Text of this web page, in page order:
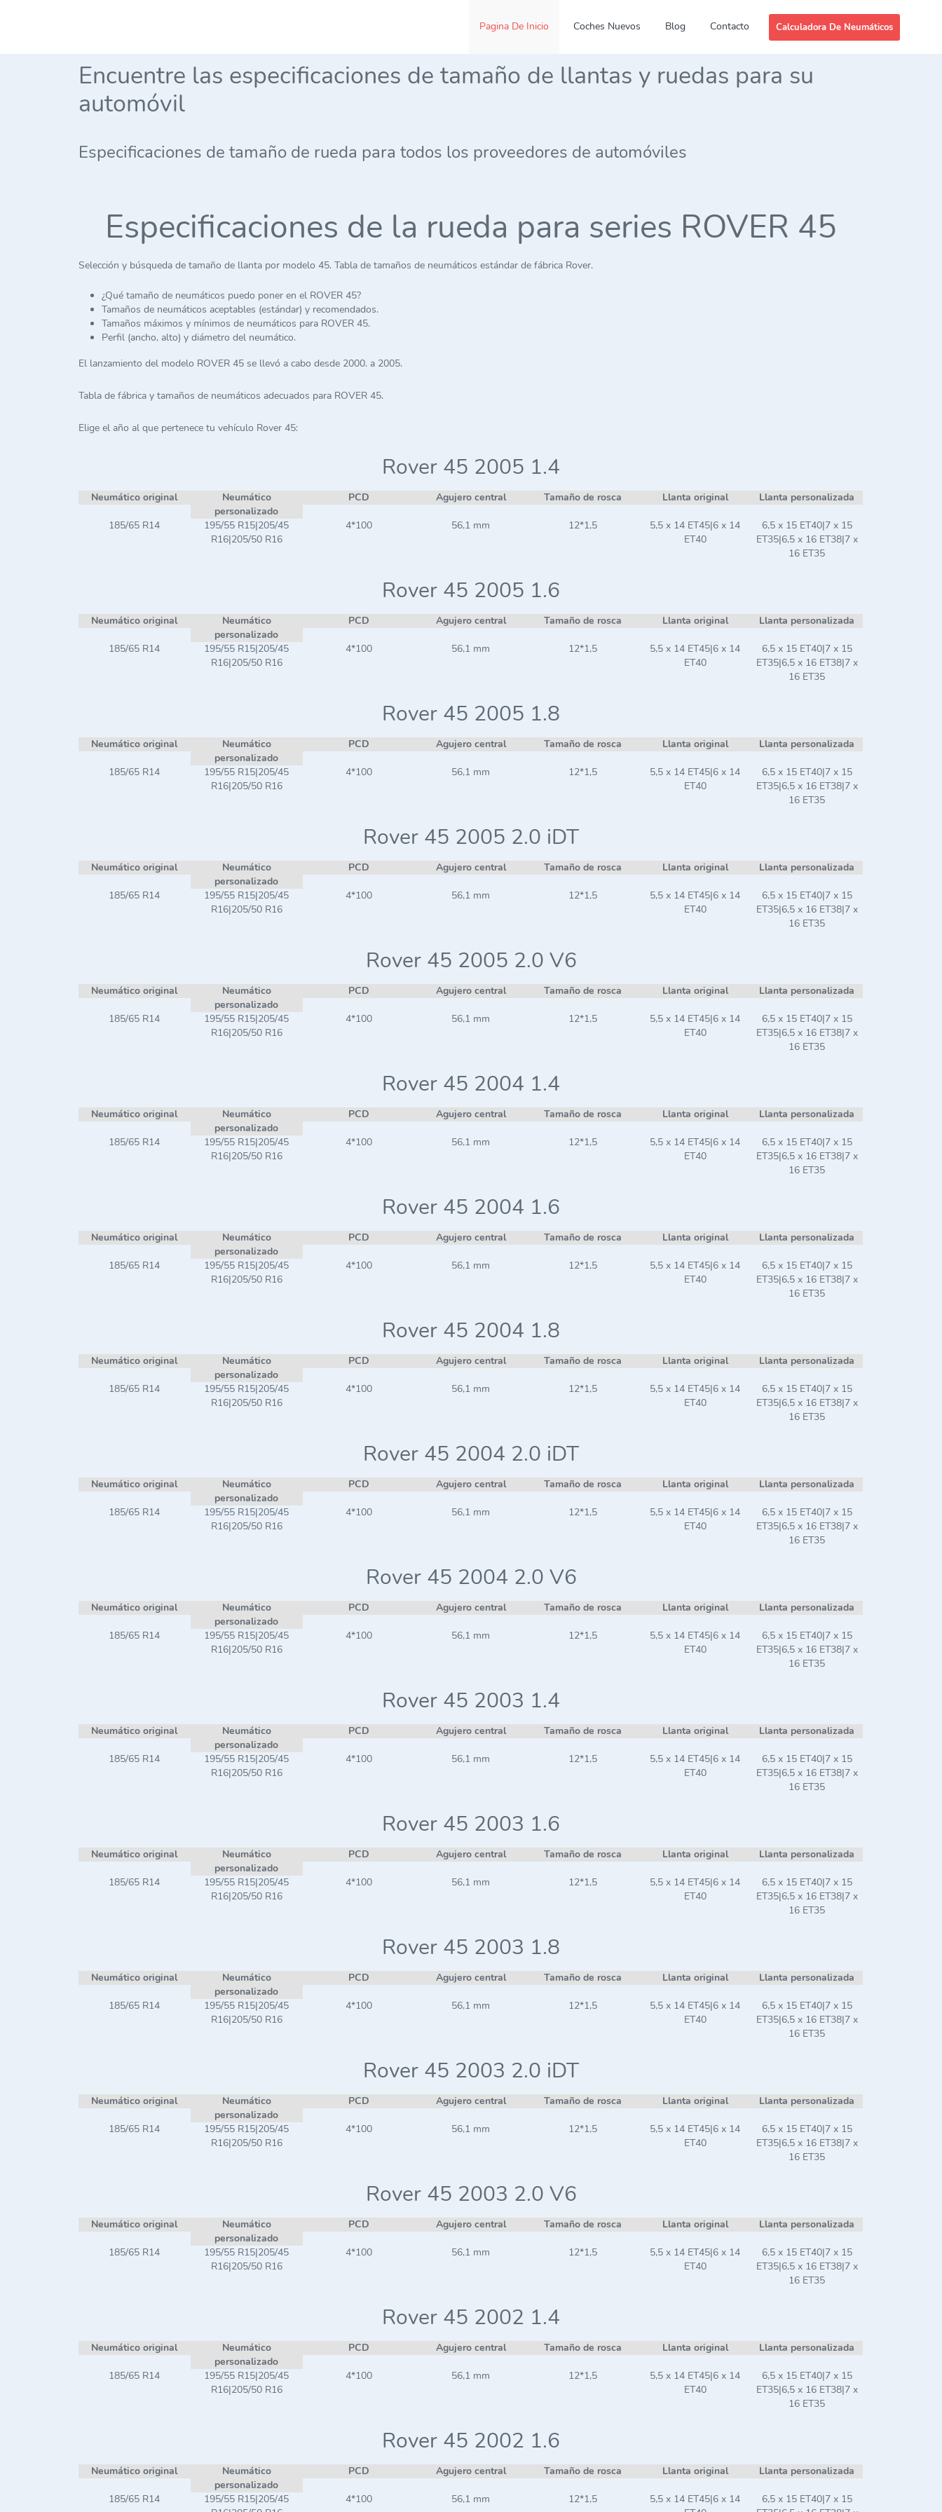
Pagina De Inicio Coches Nuevos Blog Contacto Calculadora De Neumáticos
Encuentre las especificaciones de tamaño de llantas y ruedas para su
automóvil
Especificaciones de tamaño de rueda para todos los proveedores de automóviles
Especificaciones de la rueda para series ROVER 45
Selección y búsqueda de tamaño de llanta por modelo 45. Tabla de tamaños de neumáticos estándar de fábrica Rover.
¿Qué tamaño de neumáticos puedo poner en el ROVER 45?
Tamaños de neumáticos aceptables (estándar) y recomendados.
Tamaños máximos y mínimos de neumáticos para ROVER 45.
Perfil (ancho, alto) y diámetro del neumático.
El lanzamiento del modelo ROVER 45 se llevó a cabo desde 2000. a 2005.
Tabla de fábrica y tamaños de neumáticos adecuados para ROVER 45.
Elige el año al que pertenece tu vehículo Rover 45:
Rover 45 2005 1.4
Neumático original
Neumático
personalizado
PCD Agujero central Tamaño de rosca Llanta original Llanta personalizada
185/65 R14
195/55 R15|205/45
R16|205/50 R16
4*100 56,1 mm 12*1,5
5,5 x 14 ET45|6 x 14
ET40
6,5 x 15 ET40|7 x 15
ET35|6,5 x 16 ET38|7 x
16 ET35
Rover 45 2005 1.6
Neumático original
Neumático
personalizado
PCD Agujero central Tamaño de rosca Llanta original Llanta personalizada
185/65 R14
195/55 R15|205/45
R16|205/50 R16
4*100 56,1 mm 12*1,5
5,5 x 14 ET45|6 x 14
ET40
6,5 x 15 ET40|7 x 15
ET35|6,5 x 16 ET38|7 x
16 ET35
Rover 45 2005 1.8
Neumático original
Neumático
personalizado
PCD Agujero central Tamaño de rosca Llanta original Llanta personalizada
185/65 R14
195/55 R15|205/45
R16|205/50 R16
4*100 56,1 mm 12*1,5
5,5 x 14 ET45|6 x 14
ET40
6,5 x 15 ET40|7 x 15
ET35|6,5 x 16 ET38|7 x
16 ET35
Rover 45 2005 2.0 iDT
Neumático original
Neumático
personalizado
PCD Agujero central Tamaño de rosca Llanta original Llanta personalizada
185/65 R14
195/55 R15|205/45
R16|205/50 R16
4*100 56,1 mm 12*1,5
5,5 x 14 ET45|6 x 14
ET40
6,5 x 15 ET40|7 x 15
ET35|6,5 x 16 ET38|7 x
16 ET35
Rover 45 2005 2.0 V6
Neumático original
Neumático
personalizado
PCD Agujero central Tamaño de rosca Llanta original Llanta personalizada
185/65 R14
195/55 R15|205/45
R16|205/50 R16
4*100 56,1 mm 12*1,5
5,5 x 14 ET45|6 x 14
ET40
6,5 x 15 ET40|7 x 15
ET35|6,5 x 16 ET38|7 x
16 ET35
Rover 45 2004 1.4
Neumático original
Neumático
personalizado
PCD Agujero central Tamaño de rosca Llanta original Llanta personalizada
185/65 R14
195/55 R15|205/45
R16|205/50 R16
4*100 56,1 mm 12*1,5
5,5 x 14 ET45|6 x 14
ET40
6,5 x 15 ET40|7 x 15
ET35|6,5 x 16 ET38|7 x
16 ET35
Rover 45 2004 1.6
Neumático original
Neumático
personalizado
PCD Agujero central Tamaño de rosca Llanta original Llanta personalizada
185/65 R14
195/55 R15|205/45
R16|205/50 R16
4*100 56,1 mm 12*1,5
5,5 x 14 ET45|6 x 14
ET40
6,5 x 15 ET40|7 x 15
ET35|6,5 x 16 ET38|7 x
16 ET35
Rover 45 2004 1.8
Neumático original
Neumático
personalizado
PCD Agujero central Tamaño de rosca Llanta original Llanta personalizada
185/65 R14
195/55 R15|205/45
R16|205/50 R16
4*100 56,1 mm 12*1,5
5,5 x 14 ET45|6 x 14
ET40
6,5 x 15 ET40|7 x 15
ET35|6,5 x 16 ET38|7 x
16 ET35
Rover 45 2004 2.0 iDT
Neumático original
Neumático
personalizado
PCD Agujero central Tamaño de rosca Llanta original Llanta personalizada
185/65 R14
195/55 R15|205/45
R16|205/50 R16
4*100 56,1 mm 12*1,5
5,5 x 14 ET45|6 x 14
ET40
6,5 x 15 ET40|7 x 15
ET35|6,5 x 16 ET38|7 x
16 ET35
Rover 45 2004 2.0 V6
Neumático original
Neumático
personalizado
PCD Agujero central Tamaño de rosca Llanta original Llanta personalizada
185/65 R14
195/55 R15|205/45
R16|205/50 R16
4*100 56,1 mm 12*1,5
5,5 x 14 ET45|6 x 14
ET40
6,5 x 15 ET40|7 x 15
ET35|6,5 x 16 ET38|7 x
16 ET35
Rover 45 2003 1.4
Neumático original
Neumático
personalizado
PCD Agujero central Tamaño de rosca Llanta original Llanta personalizada
185/65 R14
195/55 R15|205/45
R16|205/50 R16
4*100 56,1 mm 12*1,5
5,5 x 14 ET45|6 x 14
ET40
6,5 x 15 ET40|7 x 15
ET35|6,5 x 16 ET38|7 x
16 ET35
Rover 45 2003 1.6
Neumático original
Neumático
personalizado
PCD Agujero central Tamaño de rosca Llanta original Llanta personalizada
185/65 R14
195/55 R15|205/45
R16|205/50 R16
4*100 56,1 mm 12*1,5
5,5 x 14 ET45|6 x 14
ET40
6,5 x 15 ET40|7 x 15
ET35|6,5 x 16 ET38|7 x
16 ET35
Rover 45 2003 1.8
Neumático original
Neumático
personalizado
PCD Agujero central Tamaño de rosca Llanta original Llanta personalizada
185/65 R14
195/55 R15|205/45
R16|205/50 R16
4*100 56,1 mm 12*1,5
5,5 x 14 ET45|6 x 14
ET40
6,5 x 15 ET40|7 x 15
ET35|6,5 x 16 ET38|7 x
16 ET35
Rover 45 2003 2.0 iDT
Neumático original
Neumático
personalizado
PCD Agujero central Tamaño de rosca Llanta original Llanta personalizada
185/65 R14
195/55 R15|205/45
R16|205/50 R16
4*100 56,1 mm 12*1,5
5,5 x 14 ET45|6 x 14
ET40
6,5 x 15 ET40|7 x 15
ET35|6,5 x 16 ET38|7 x
16 ET35
Rover 45 2003 2.0 V6
Neumático original
Neumático
personalizado
PCD Agujero central Tamaño de rosca Llanta original Llanta personalizada
185/65 R14
195/55 R15|205/45
R16|205/50 R16
4*100 56,1 mm 12*1,5
5,5 x 14 ET45|6 x 14
ET40
6,5 x 15 ET40|7 x 15
ET35|6,5 x 16 ET38|7 x
16 ET35
Rover 45 2002 1.4
Neumático original
Neumático
personalizado
PCD Agujero central Tamaño de rosca Llanta original Llanta personalizada
185/65 R14
195/55 R15|205/45
R16|205/50 R16
4*100 56,1 mm 12*1,5
5,5 x 14 ET45|6 x 14
ET40
6,5 x 15 ET40|7 x 15
ET35|6,5 x 16 ET38|7 x
16 ET35
Rover 45 2002 1.6
Neumático original
Neumático
personalizado
PCD Agujero central Tamaño de rosca Llanta original Llanta personalizada
185/65 R14
195/55 R15|205/45
4*100 56,1 mm 12*1,5
5,5 x 14 ET45|6 x 14
6,5 x 15 ET40|7 x 15